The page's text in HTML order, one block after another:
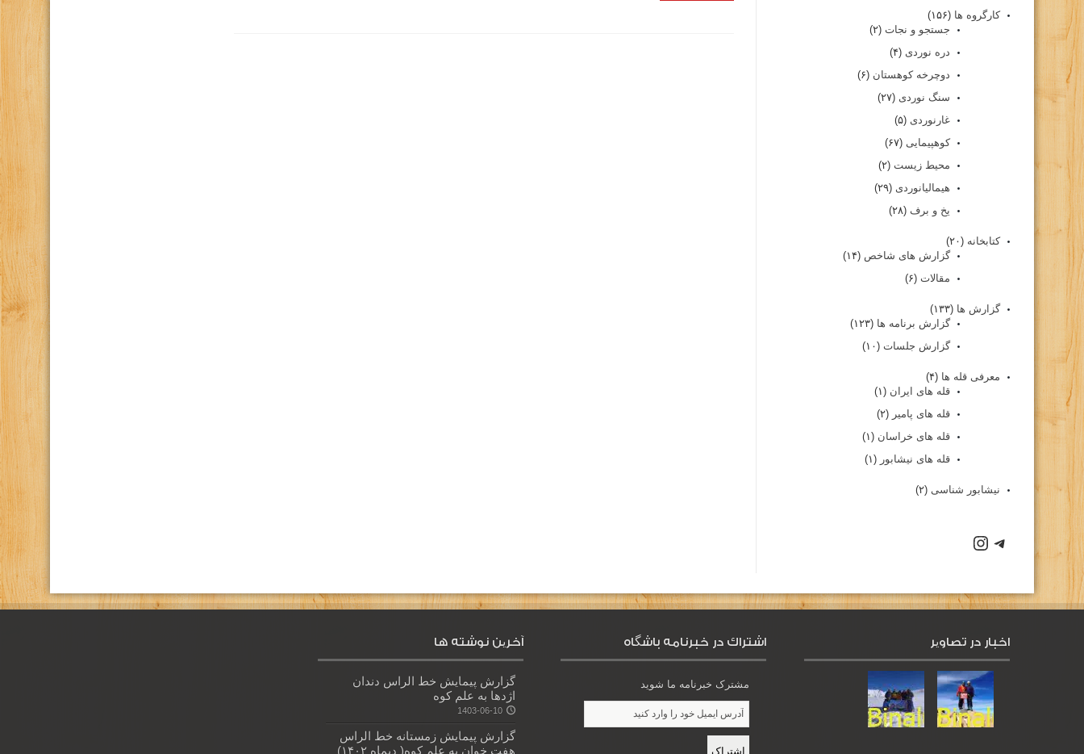
کارگروه ها (۱۵۶)
جستجو و نجات (۲)
دره نوردی (۴)
دوچرخه کوهستان (۶)
سنگ نوردی (۲۷)
غارنوردی (۵)
کوهپیمایی (۶۷)
محیط زیست (۲)
هیمالیانوردی (۲۹)
یخ و برف (۲۸)
کتابخانه (۲۰)
گزارش های شاخص (۱۴)
مقالات (۶)
گزارش ها (۱۳۳)
گزارش برنامه ها (۱۲۳)
گزارش جلسات (۱۰)
معرفی قله ها (۴)
قله های ایران (۱)
قله های پامیر (۲)
قله های خراسان (۱)
قله های نیشابور (۱)
نیشابور شناسی (۲)
اخبار در تصاویر اشتراك در خبرنامه باشگاه
مشترک خبرنامه ما شوید
آخرین نوشته ها
گزارش پیمایش خط الراس دندان
اژدها به علم کوه
1403-06-10
گزارش پیمایش زمستانه خط الراس
هفت خوان به علم کوه( دیماه ۱۴۰۲)